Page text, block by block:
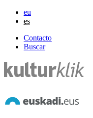
eu
es
Contacto
Buscar